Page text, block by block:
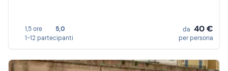
1,5 ore
5,0
1-12 partecipanti
da 40 €
per persona